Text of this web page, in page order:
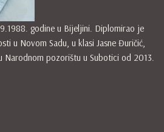
godine u Bijeljini. Diplomirao je
u Novom Sadu, u klasi Jasne Đuričić,
Narodnom pozorištu u Subotici od 2013.